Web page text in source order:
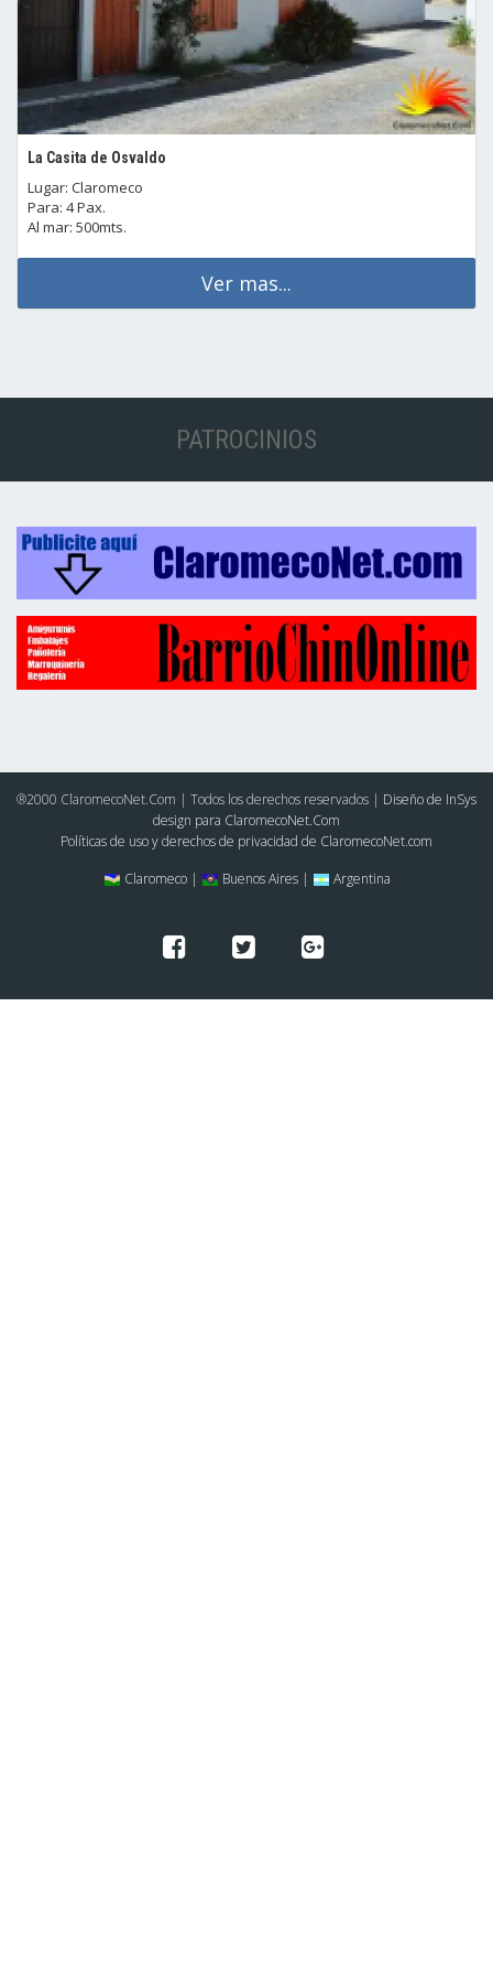
La Casita de Osvaldo
Lugar: Claromeco
Para: 4 Pax.
Al mar: 500mts.
Ver mas...
PATROCINIOS
®2000 ClaromecoNet.Com | Todos los derechos reservados | Diseño de InSys
design para ClaromecoNet.Com
Políticas de uso y derechos de privacidad de ClaromecoNet.com
Claromeco |
Buenos Aires | Argentina